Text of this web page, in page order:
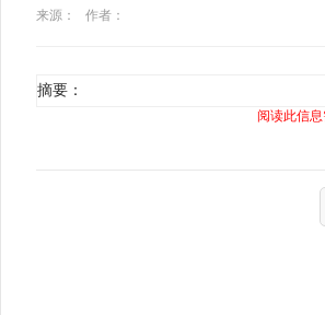
来源：
作者：
摘要：
阅读此信